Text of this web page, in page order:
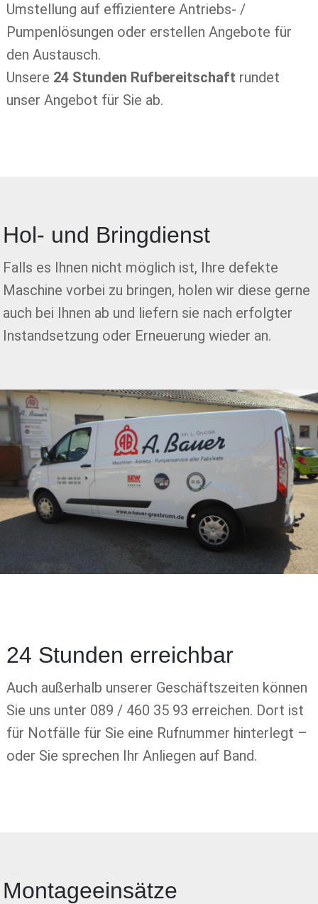
Umstellung auf effizientere Antriebs- /
Pumpenlösungen oder erstellen Angebote für
den Austausch.
Unsere 24 Stunden Rufbereitschaft rundet
unser Angebot für Sie ab.
Hol- und Bringdienst
Falls es Ihnen nicht möglich ist, Ihre defekte
Maschine vorbei zu bringen, holen wir diese gerne
auch bei Ihnen ab und liefern sie nach erfolgter
Instandsetzung oder Erneuerung wieder an.
24 Stunden erreichbar
Auch außerhalb unserer Geschäftszeiten können
Sie uns unter 089 / 460 35 93 erreichen. Dort ist
für Notfälle für Sie eine Rufnummer hinterlegt –
oder Sie sprechen Ihr Anliegen auf Band.
Montageeinsätze